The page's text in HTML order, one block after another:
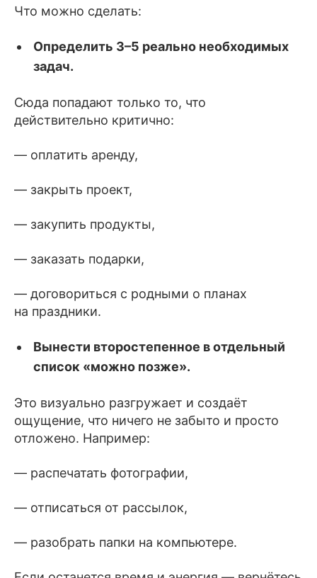
Что можно сделать:
Определить 3–5 реально необходимых
задач.
Сюда попадают только то, что
действительно критично:
— оплатить аренду,
— закрыть проект,
— закупить продукты,
— заказать подарки,
— договориться с родными о планах
на праздники.
Вынести второстепенное в отдельный
список «можно позже».
Это визуально разгружает и создаёт
ощущение, что ничего не забыто и просто
отложено. Например:
— распечатать фотографии,
— отписаться от рассылок,
— разобрать папки на компьютере.